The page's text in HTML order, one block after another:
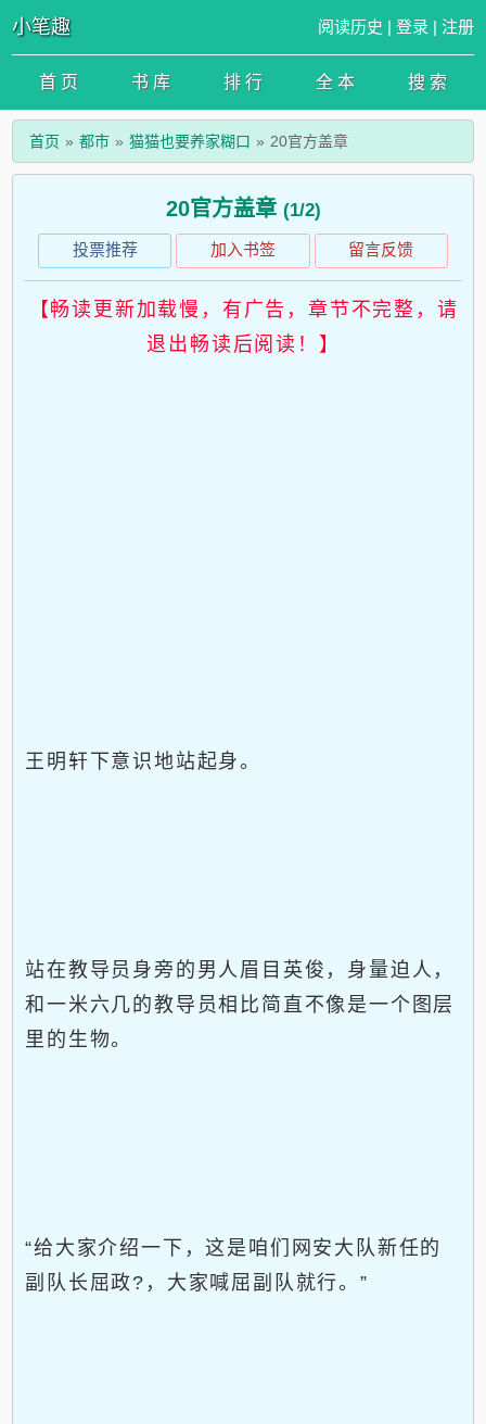
小笔趣 阅读历史 | 登录 | 注册
首 页 书 库 排 行 全 本 搜 索
首页 都市 猫猫也要养家糊口 20官方盖章
20官方盖章 (1/2)
投票推荐 加入书签 留言反馈
【畅读更新加载慢，有广告，章节不完整，请
退出畅读后阅读！】
王明轩下意识地站起身。
站在教导员身旁的男人眉目英俊，身量迫人，
和一米六几的教导员相比简直不像是一个图层
里的生物。
“给大家介绍一下，这是咱们网安大队新任的
副队长屈政?，大家喊屈副队就行。”